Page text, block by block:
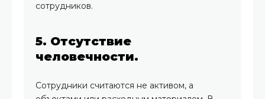
сотрудников.
5. Отсутствие
человечности.
Сотрудники считаются не активом, а